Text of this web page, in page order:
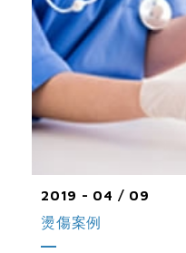
2019 - 04 / 09
燙傷案例